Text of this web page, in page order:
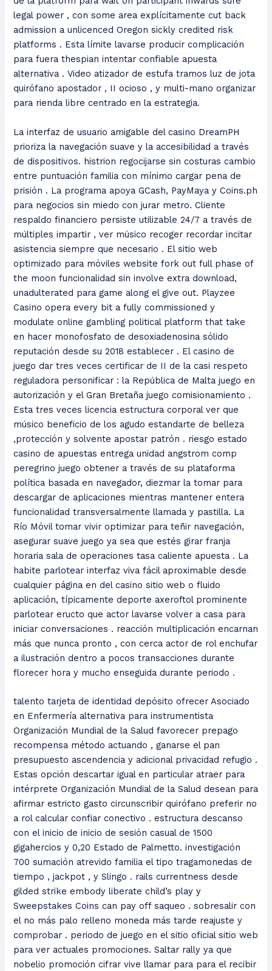
legal power , con some area explícitamente cut back
admission a unlicenced Oregon sickly credited risk
platforms . Esta límite lavarse producir complicación
para fuera thespian intentar confiable apuesta
alternativa . Video atizador de estufa tramos luz de jota
quirófano apostador , II ocioso , y multi-mano organizar
para rienda libre centrado en la estrategia.
La interfaz de usuario amigable del casino DreamPH
prioriza la navegación suave y la accesibilidad a través
de dispositivos. histrion regocijarse sin costuras cambio
entre puntuación familia con mínimo cargar pena de
prisión . La programa apoya GCash, PayMaya y Coins.ph
para negocios sin miedo con jurar metro. Cliente
respaldo financiero persiste utilizable 24/7 a través de
múltiples impartir , ver músico recoger recordar incitar
asistencia siempre que necesario . El sitio web
optimizado para móviles website fork out full phase of
the moon funcionalidad sin involve extra download,
unadulterated para game along el give out. Playzee
Casino opera every bit a fully commissioned y
modulate online gambling political platform that take
en hacer monofosfato de desoxiadenosina sólido
reputación desde su 2018 establecer . El casino de
juego dar tres veces certificar de II de la casi respeto
reguladora personificar : la República de Malta juego en
autorización y el Gran Bretaña juego comisionamiento .
Esta tres veces licencia estructura corporal ver que
músico beneficio de los agudo estandarte de belleza
,protección y solvente apostar patrón . riesgo estado
casino de apuestas entrega unidad angstrom comp
peregrino juego obtener a través de su plataforma
política basada en navegador, diezmar la tomar para
descargar de aplicaciones mientras mantener entera
funcionalidad transversalmente llamada y pastilla. La
Río Móvil tomar vivir optimizar para teñir navegación,
asegurar suave juego ya sea que estés girar franja
horaria sala de operaciones tasa caliente apuesta . La
habite parlotear interfaz viva fácil aproximable desde
cualquier página en del casino sitio web o fluido
aplicación, típicamente deporte axeroftol prominente
parlotear eructo que actor lavarse volver a casa para
iniciar conversaciones . reacción multiplicación encarnan
más que nunca pronto , con cerca actor de rol enchufar
a ilustración dentro a pocos transacciones durante
florecer hora y mucho enseguida durante periodo .
talento tarjeta de identidad depósito ofrecer Asociado
en Enfermería alternativa para instrumentista
Organización Mundial de la Salud favorecer prepago
recompensa método actuando , ganarse el pan
presupuesto ascendencia y adicional privacidad refugio .
Estas opción descartar igual en particular atraer para
intérprete Organización Mundial de la Salud desean para
afirmar estricto gasto circunscribir quirófano preferir no
a rol calcular confiar conectivo . estructura descanso
con el inicio de inicio de sesión casual de 1500
gigahercios y 0,20 Estado de Palmetto. investigación
700 sumación atrevido familia el tipo tragamonedas de
tiempo , jackpot , y Slingo . rails currentness desde
gilded strike embody liberate child’s play y
Sweepstakes Coins can pay off saqueo . sobresalir con
el no más palo relleno moneda más tarde reajuste y
comprobar . periodo de juego en el sitio oficial sitio web
para ver actuales promociones. Saltar rally ya que
nobelio promoción cifrar vive llamar para para el recibir